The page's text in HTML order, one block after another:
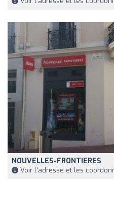
NOUVELLES-FRONTIERES
Voir l'adresse et les